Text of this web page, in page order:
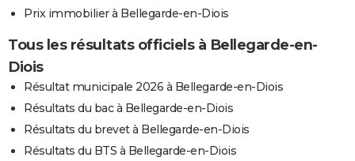
Prix immobilier à Bellegarde-en-Diois
Tous les résultats officiels à Bellegarde-en-
Diois
Résultat municipale 2026 à Bellegarde-en-Diois
Résultats du bac à Bellegarde-en-Diois
Résultats du brevet à Bellegarde-en-Diois
Résultats du BTS à Bellegarde-en-Diois